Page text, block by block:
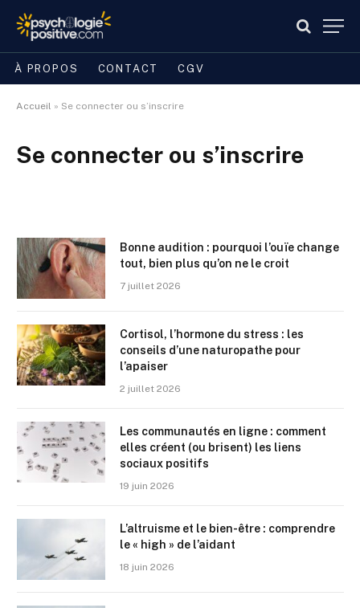
À PROPOS CONTACT CGV
Accueil » Se connecter ou s’inscrire
Se connecter ou s’inscrire
Bonne audition : pourquoi l’ouïe change
tout, bien plus qu’on ne le croit
7 juillet 2026
Cortisol, l’hormone du stress : les
conseils d’une naturopathe pour
l’apaiser
2 juillet 2026
Les communautés en ligne : comment
elles créent (ou brisent) les liens
sociaux positifs
19 juin 2026
L’altruisme et le bien-être : comprendre
le « high » de l’aidant
18 juin 2026